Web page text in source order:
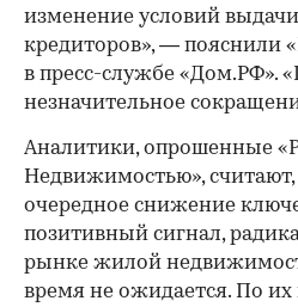
изменение условий
кредиторов», — пояснили
в пресс-службе «Дом.РФ».
незначительное
Аналитики, опрошенные
Недвижимостью», считают,
очередное снижение
позитивный сигнал,
рынке жилой
время не ожидается. По